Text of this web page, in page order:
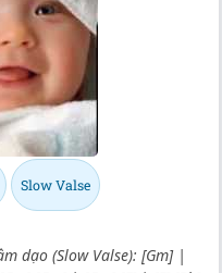
Slow Valse
dạo (Slow Valse): [Gm] |